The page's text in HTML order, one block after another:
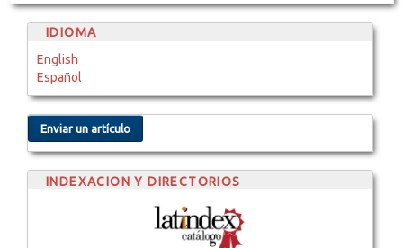
IDIOMA
English
Español
Enviar un artículo
INDEXACION Y DIRECTORIOS